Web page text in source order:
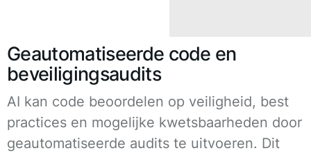
Geautomatiseerde code en
beveiligingsaudits
AI kan code beoordelen op veiligheid, best
practices en mogelijke kwetsbaarheden door
geautomatiseerde audits te uitvoeren. Dit